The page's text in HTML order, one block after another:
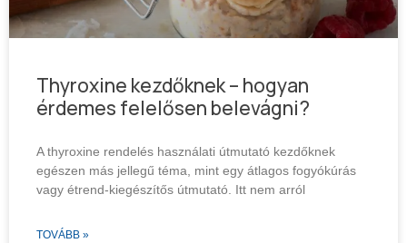
Thyroxine kezdőknek – hogyan
érdemes felelősen belevágni?
A thyroxine rendelés használati útmutató kezdőknek
egészen más jellegű téma, mint egy átlagos fogyókúrás
vagy étrend-kiegészítős útmutató. Itt nem arról
TOVÁBB »